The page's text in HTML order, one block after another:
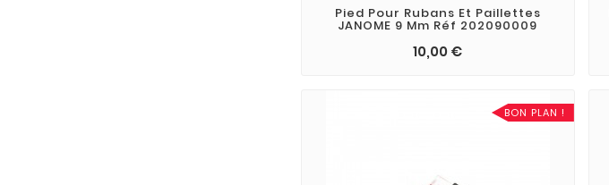
Pied Pour Rubans Et Paillettes
JANOME 9 Mm Réf 202090009
10,00 €
BON PLAN !